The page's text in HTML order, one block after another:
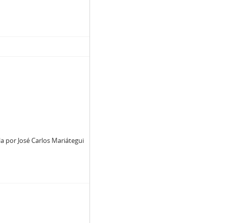
por José Carlos Mariátegui